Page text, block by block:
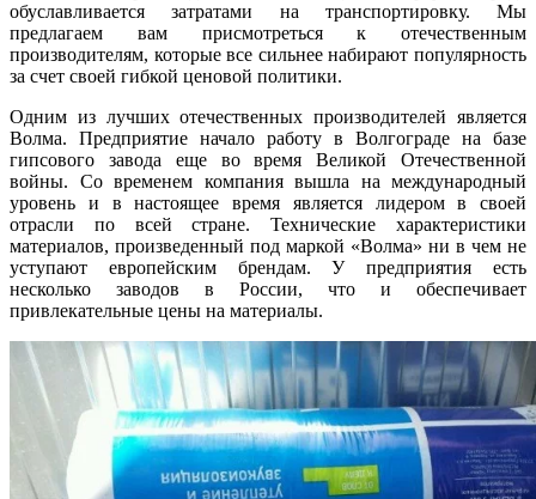
обуславливается затратами на транспортировку. Мы
предлагаем вам присмотреться к отечественным
производителям, которые все сильнее набирают популярность
за счет своей гибкой ценовой политики.
Одним из лучших отечественных производителей является
Волма. Предприятие начало работу в Волгограде на базе
гипсового завода еще во время Великой Отечественной
войны. Со временем компания вышла на международный
уровень и в настоящее время является лидером в своей
отрасли по всей стране. Технические характеристики
материалов, произведенный под маркой «Волма» ни в чем не
уступают европейским брендам. У предприятия есть
несколько заводов в России, что и обеспечивает
привлекательные цены на материалы.